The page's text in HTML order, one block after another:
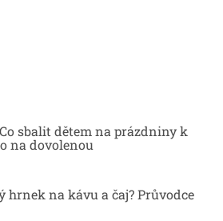
sbalit dětem na prázdniny k
na dovolenou
na kávu a čaj? Průvodce